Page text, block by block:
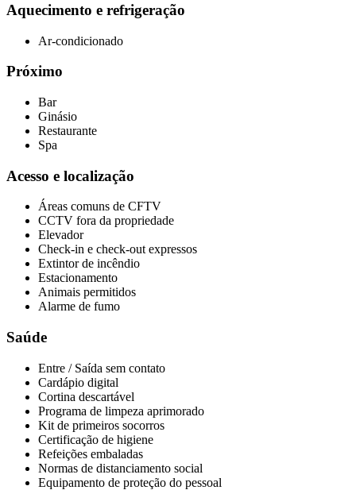
Aquecimento e refrigeração
Ar-condicionado
Próximo
Bar
Ginásio
Restaurante
Spa
Acesso e localização
Áreas comuns de CFTV
CCTV fora da propriedade
Elevador
Check-in e check-out expressos
Extintor de incêndio
Estacionamento
Animais permitidos
Alarme de fumo
Saúde
Entre / Saída sem contato
Cardápio digital
Cortina descartável
Programa de limpeza aprimorado
Kit de primeiros socorros
Certificação de higiene
Refeições embaladas
Normas de distanciamento social
Equipamento de proteção do pessoal